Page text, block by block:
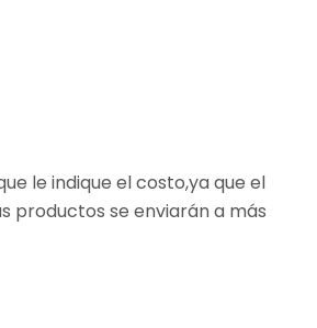
le indique el costo,ya que el
productos se enviarán a más